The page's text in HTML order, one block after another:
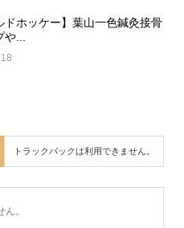
ドホッケー】葉山一色鍼灸接骨
...
トラックバックは利用できません。
。